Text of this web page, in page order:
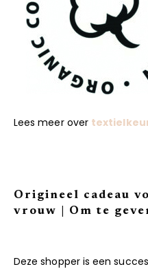
Lees meer over
Origineel cadeau
vrouw | Om te
Deze shopper is een